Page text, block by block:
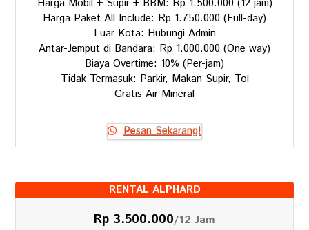
Harga Mobil + Supir + BBM: Rp 1.500.000 (12 jam)
Harga Paket All Include: Rp 1.750.000 (Full-day)
Luar Kota: Hubungi Admin
Antar-Jemput di Bandara: Rp 1.000.000 (One way)
Biaya Overtime: 10% (Per-jam)
Tidak Termasuk: Parkir, Makan Supir, Tol
Gratis Air Mineral
Pesan Sekarang!
RENTAL ALPHARD
Rp 3.500.000/12 Jam